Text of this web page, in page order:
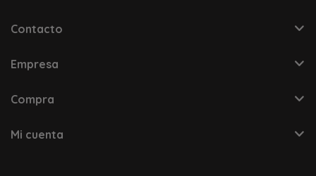
Contacto
Empresa
Compra
Mi cuenta